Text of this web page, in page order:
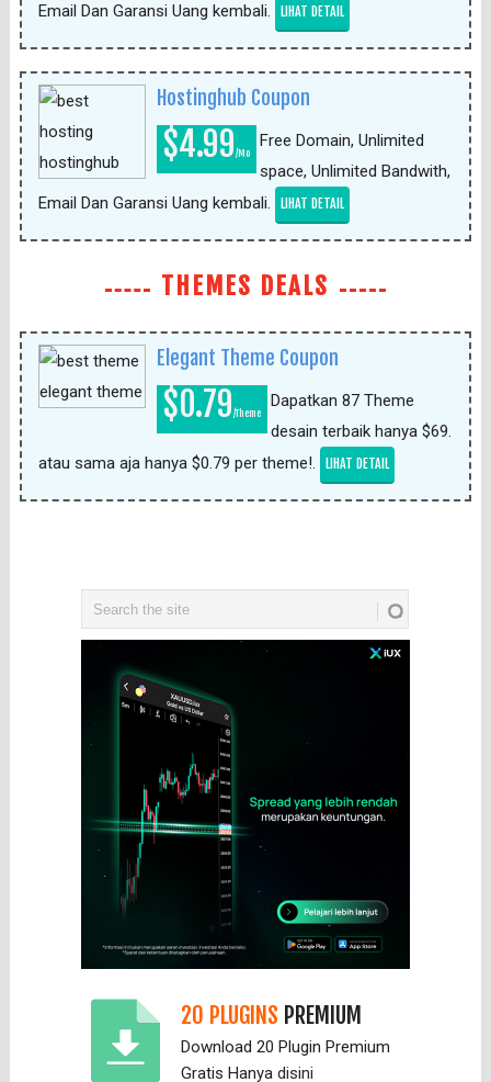
Email Dan Garansi Uang kembali.
LIHAT DETAIL
Hostinghub Coupon
$4.99/Mo
Free Domain, Unlimited
space, Unlimited Bandwith,
Email Dan Garansi Uang kembali.
LIHAT DETAIL
THEMES DEALS
Elegant Theme Coupon
$0.79/Theme
Dapatkan 87 Theme
desain terbaik hanya $69.
atau sama aja hanya $0.79 per theme!.
LIHAT DETAIL
20 PLUGINS PREMIUM
Download 20 Plugin Premium
Gratis Hanya disini